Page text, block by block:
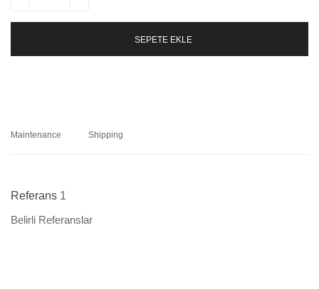
SEPETE EKLE
Maintenance Shipping
Referans 1
Belirli Referanslar